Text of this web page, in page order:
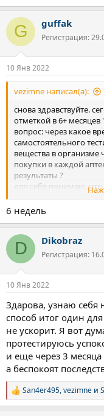
G guffak
Регистрация:
10 Янв 2022
vezimne написал(а):
снова здравствуйте.
отметкой в 6+ месяцев
вопрос: через какое
самостоятельного
вещества в
покупки в каждой
результаты ?
для себя понимаю,
притрагиваться, а
вежливым с целью не
все же интересны ваши
БЕЗ учета "угощений"
6 недель
D Dikobraz
Регистрация:
10 Янв 2022
Здарова, узнаю
способ итог один
не ускорит. Я вот
протестируюсь
и еще через 3 месяца
а беспокоят
Р
е
San4er495,vezimne и